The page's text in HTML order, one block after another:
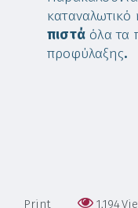
πιστά όλα τα
προφύλαξης.
Print 1,194